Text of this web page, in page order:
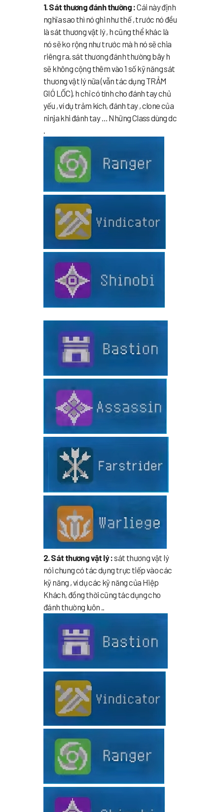
1. Sát thương đánh thường :Cái này định
nghĩa sao thì nó ghi như thế , trước nó đều
là sát thương vật lý , h cũng thể khác là
nó sẽ ko rộng như trước mà h nó sẽ chia
riêng ra, sát thương đánh thường bây h
sẽ không cộng thêm vào 1 số kỹ năng sát
thương vật lý nữa (vẫn tác dụng TRẢM
GIÓ LỐC), h chỉ có tính cho đánh tay chủ
yếu , ví dụ trảm kích, đánh tay , clone của
ninja khi đánh tay … Những Class dùng dc
2. Sát thương vật lý :sát thương vật lý
nói chung có tác dụng trực tiếp vào các
kỹ năng , ví dụ các kỹ năng của Hiệp
Khách, đồng thời cũng tác dụng cho
đánh thường luôn ..